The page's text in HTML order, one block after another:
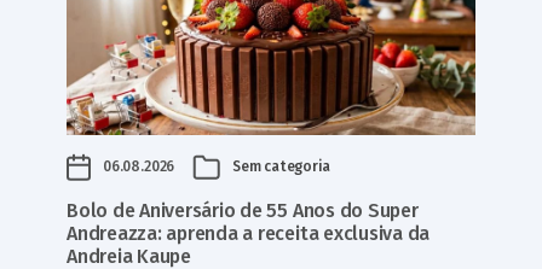
06.08.2026 Sem categoria
Bolo de Aniversário de 55 Anos do Super
Andreazza: aprenda a receita exclusiva da
Andreia Kaupe